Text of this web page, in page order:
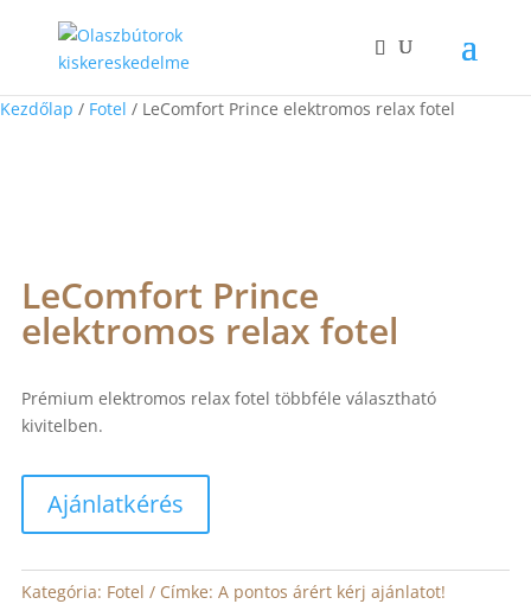
Kezdőlap / Fotel / LeComfort Prince elektromos relax fotel
LeComfort Prince
elektromos relax fotel
Prémium elektromos relax fotel többféle választható
kivitelben.
Ajánlatkérés
Kategória: Fotel Címke: A pontos árért kérj ajánlatot!